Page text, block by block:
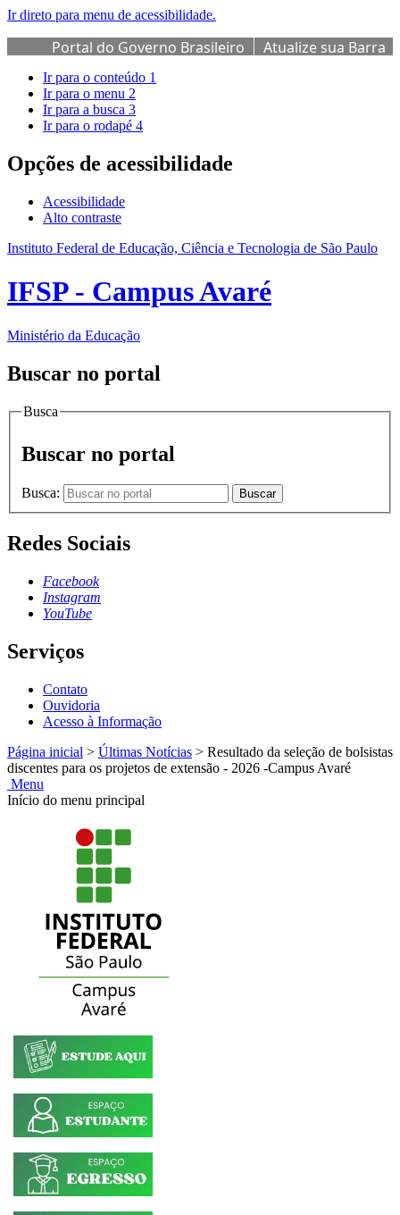
Ir direto para menu de acessibilidade.
Portal do Governo Brasileiro
Atualize sua Barra
de Governo
Ir para o conteúdo 1
Ir para o menu 2
Ir para a busca 3
Ir para o rodapé 4
Opções de acessibilidade
Acessibilidade
Alto contraste
Instituto Federal de Educação, Ciência e Tecnologia de São Paulo
IFSP - Campus Avaré
Ministério da Educação
Buscar no portal
Busca
Buscar no portal
Busca: Buscar
Redes Sociais
Facebook
Instagram
YouTube
Serviços
Contato
Ouvidoria
Acesso à Informação
Página inicial > Últimas Notícias > Resultado da seleção de bolsistas
discentes para os projetos de extensão - 2026 -Campus Avaré
Menu
Início do menu principal